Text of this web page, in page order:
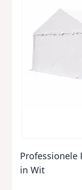
Professionele
in Wit